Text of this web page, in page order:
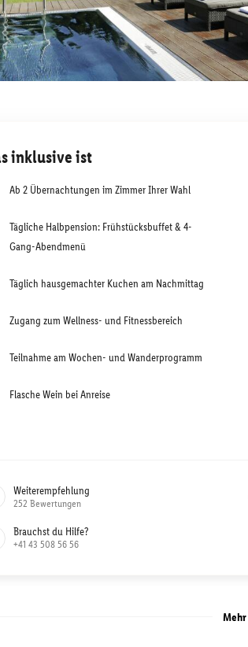
inklusive ist
Ab 2 Übernachtungen im Zimmer Ihrer Wahl
Tägliche Halbpension: Frühstücksbuffet & 4-
Gang-Abendmenü
Täglich hausgemachter Kuchen am Nachmittag
Zugang zum Wellness- und Fitnessbereich
Teilnahme am Wochen- und Wanderprogramm
Flasche Wein bei Anreise
Weiterempfehlung
252 Bewertungen
Brauchst du Hilfe?
+41 43 508 56 56